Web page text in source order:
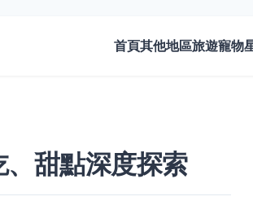
首頁其他地區旅遊寵物
甜點深度探索